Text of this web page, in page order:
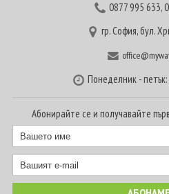
0877 995 633,
гр. София, бул.
Понеделник -
Абонирайте се и получавайте